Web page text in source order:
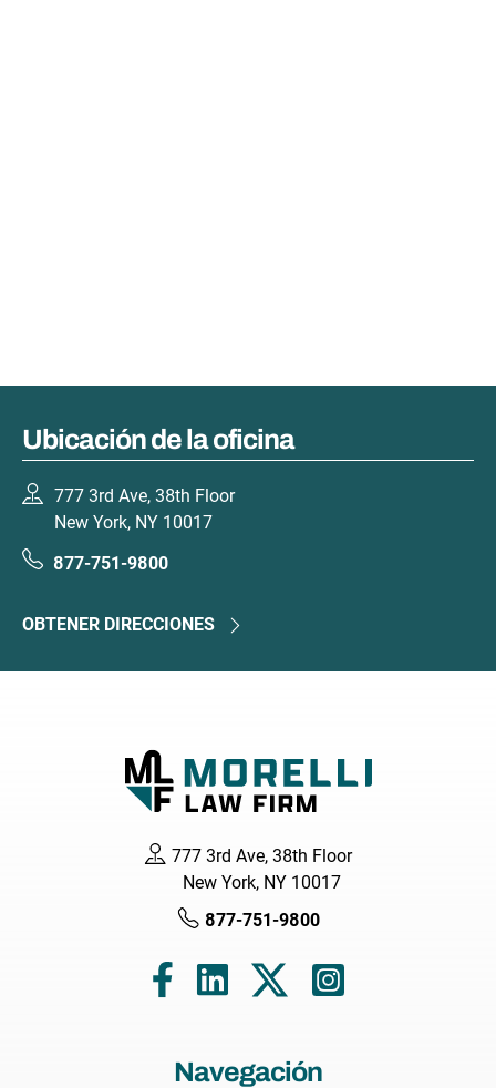
Ubicación de la oficina
777 3rd Ave, 38th Floor
New York, NY 10017
877-751-9800
OBTENER DIRECCIONES
777 3rd Ave, 38th Floor
New York, NY 10017
877-751-9800
Navegación